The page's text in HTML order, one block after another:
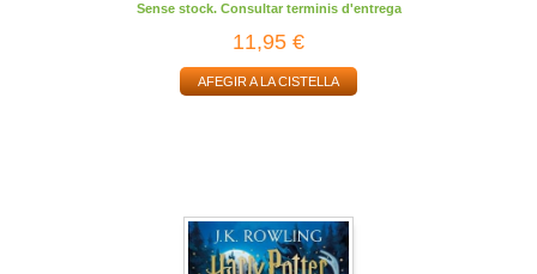
Sense stock. Consultar terminis d'entrega
11,95 €
AFEGIR A LA CISTELLA